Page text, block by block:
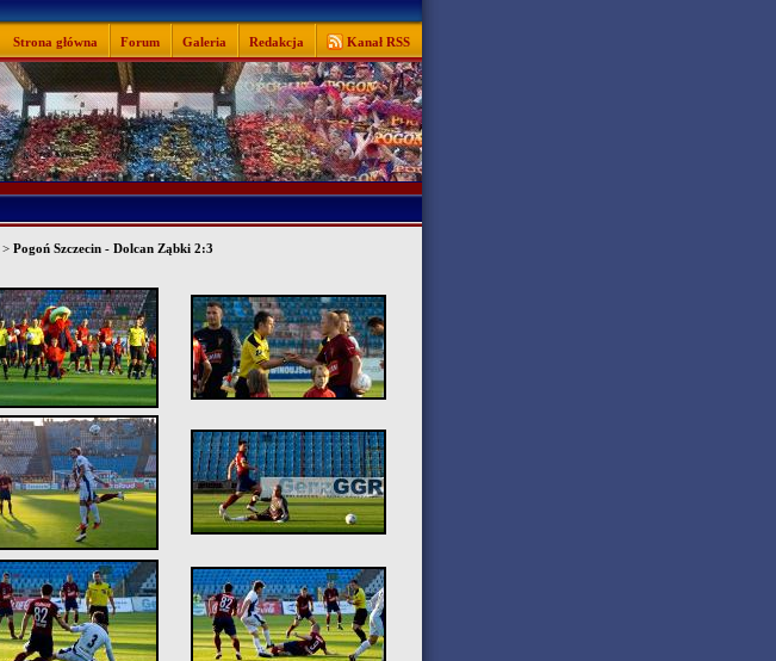
Strona główna Forum Galeria Redakcja Kanał RSS
> Pogoń Szczecin - Dolcan Ząbki 2:3